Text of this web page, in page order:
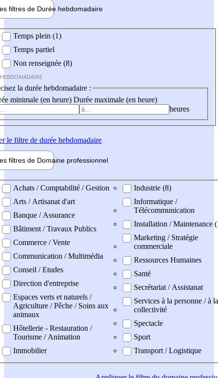
filtres de Durée hebdomadaire
Temps plein (1)
Temps partiel
Non renseignée (8)
la durée hebdomadaire :
minimale (en heure) Durée maximale (en heure)
heures
le filtre de durée hebdomadaire
filtres de Domaine professionnel
professionel
Achats / Comptabilité / Gestion
Arts / Artisanat d'art
Banque / Assurance
Bâtiment / Travaux Publics
Commerce / Vente
Communication / Multimédia
Conseil / Etudes
Direction d'entreprise
Espaces verts et naturels /
Agriculture / Pêche / Soins aux
animaux
Hôtellerie - Restauration /
Tourisme / Animation
Immobilier
Industrie (8)
Informatique /
Télécommunication
Installation / Maintenance
Marketing / Stratégie
commerciale
Ressources Humaines
Santé
Secrétariat / Assistanat
Services à la personne / à la
collectivité
Spectacle
Sport
Transport / Logistique